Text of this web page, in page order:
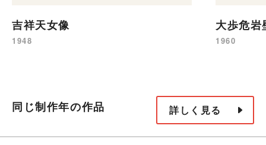
吉祥天女像
1948
大歩危岩
1960
同じ制作年の作品 詳しく見る